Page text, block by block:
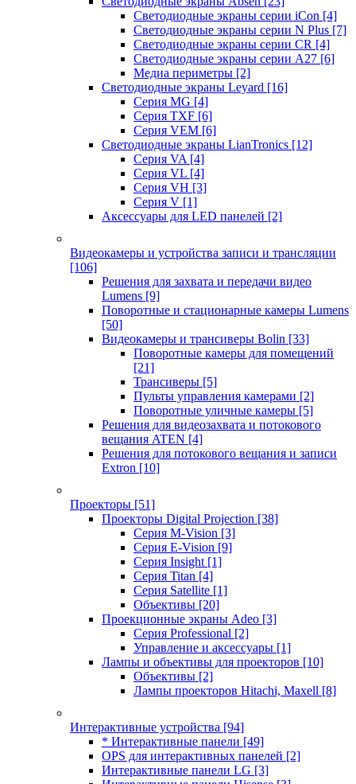
Светодиодные экраны серии iCon [4]
Светодиодные экраны серии N Plus [7]
Светодиодные экраны серии CR [4]
Светодиодные экраны серии А27 [6]
Медиа периметры [2]
Светодиодные экраны Leyard [16]
Серия MG [4]
Серия TXF [6]
Серия VEM [6]
Светодиодные экраны LianTronics [12]
Серия VA [4]
Серия VL [4]
Серия VH [3]
Серия V [1]
Аксессуары для LED панелей [2]
Видеокамеры и устройства записи и трансляции
[106]
Решения для захвата и передачи видео
Lumens [9]
Поворотные и стационарные камеры Lumens
[50]
Видеокамеры и трансиверы Bolin [33]
Поворотные камеры для помещений
[21]
Трансиверы [5]
Пульты управления камерами [2]
Поворотные уличные камеры [5]
Решения для видеозахвата и потокового
вещания ATEN [4]
Решения для потокового вещания и записи
Extron [10]
Проекторы [51]
Проекторы Digital Projection [38]
Серия M-Vision [3]
Серия E-Vision [9]
Серия Insight [1]
Серия Titan [4]
Серия Satellite [1]
Объективы [20]
Проекционные экраны Adeo [3]
Серия Professional [2]
Управление и аксессуары [1]
Лампы и объективы для проекторов [10]
Объективы [2]
Лампы проекторов Hitachi, Maxell [8]
Интерактивные устройства [94]
* Интерактивные панели [49]
OPS для интерактивных панелей [2]
Интерактивные панели LG [3]